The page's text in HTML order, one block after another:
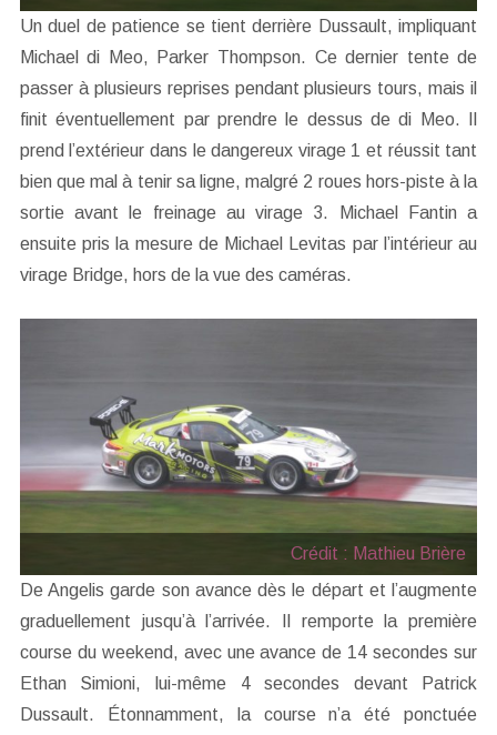
Un duel de patience se tient derrière Dussault, impliquant
Michael di Meo, Parker Thompson. Ce dernier tente de
passer à plusieurs reprises pendant plusieurs tours, mais il
finit éventuellement par prendre le dessus de di Meo. Il
prend l’extérieur dans le dangereux virage 1 et réussit tant
bien que mal à tenir sa ligne, malgré 2 roues hors-piste à la
sortie avant le freinage au virage 3. Michael Fantin a
ensuite pris la mesure de Michael Levitas par l’intérieur au
virage Bridge, hors de la vue des caméras.
Crédit : Mathieu Brière
De Angelis garde son avance dès le départ et l’augmente
graduellement jusqu’à l’arrivée. Il remporte la première
course du weekend, avec une avance de 14 secondes sur
Ethan Simioni, lui-même 4 secondes devant Patrick
Dussault. Étonnamment, la course n’a été ponctuée